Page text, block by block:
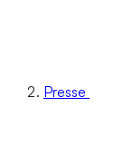
Presse